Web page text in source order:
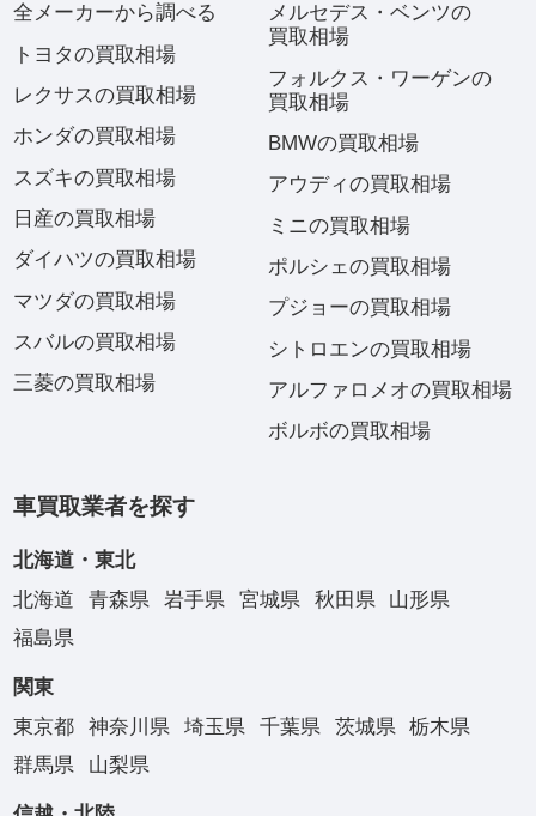
全メーカーから調べる
トヨタの買取相場
レクサスの買取相場
ホンダの買取相場
スズキの買取相場
日産の買取相場
ダイハツの買取相場
マツダの買取相場
スバルの買取相場
三菱の買取相場
メルセデス・ベンツの
買取相場
フォルクス・ワーゲンの
買取相場
BMWの買取相場
アウディの買取相場
ミニの買取相場
ポルシェの買取相場
プジョーの買取相場
シトロエンの買取相場
アルファロメオの買取相場
ボルボの買取相場
車買取業者を探す
北海道・東北
北海道
青森県 岩手県 宮城県 秋田県
山形県
福島県
関東
東京都
神奈川県 埼玉県 千葉県 茨城県
栃木県
群馬県
山梨県